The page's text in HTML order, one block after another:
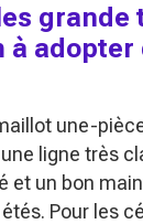
grande
à adopter
une-
ligne très
et un bon
Pour les